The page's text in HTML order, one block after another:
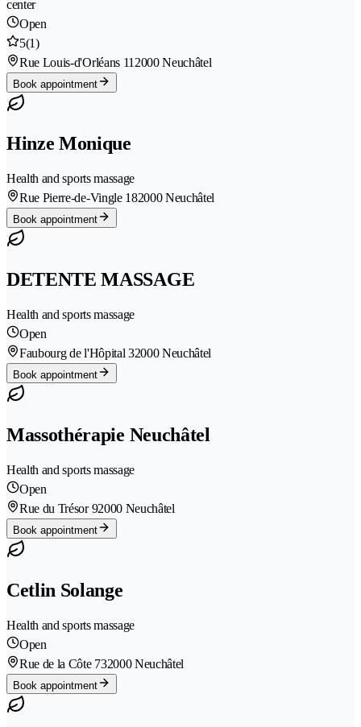
center
Open
5(1)
Rue Louis-d'Orléans 11 2000 Neuchâtel
Book appointment
Hinze Monique
Health and sports massage
Rue Pierre-de-Vingle 182000 Neuchâtel
Book appointment
DETENTE MASSAGE
Health and sports massage
Open
Faubourg de l'Hôpital 32000 Neuchâtel
Book appointment
Massothérapie Neuchâtel
Health and sports massage
Open
Rue du Trésor 92000 Neuchâtel
Book appointment
Cetlin Solange
Health and sports massage
Open
Rue de la Côte 732000 Neuchâtel
Book appointment